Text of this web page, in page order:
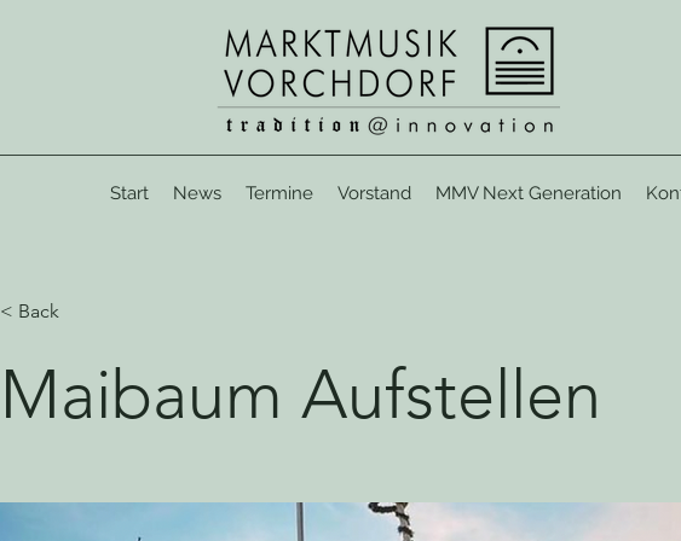
Start News Termine Vorstand MMV Next Generation
< Back
Maibaum Aufstellen